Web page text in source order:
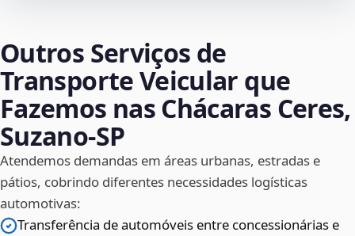
Outros Serviços de
Transporte Veicular que
Fazemos nas Chácaras Ceres,
Suzano‑SP
Atendemos demandas em áreas urbanas, estradas e
pátios, cobrindo diferentes necessidades logísticas
automotivas:
Transferência de automóveis entre concessionárias e